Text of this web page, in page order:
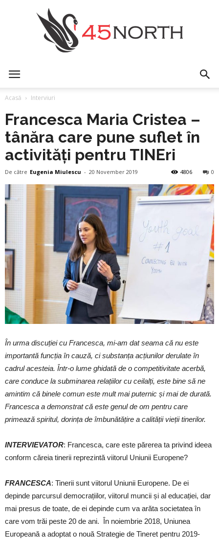
Acasă Interviuri
Francesca Maria Cristea –
tânăra care pune suflet în
activități pentru TINEri
De către Eugenia Miulescu - 20 November 2019 0
4806
În urma discuției cu Francesca, mi-am dat seama că nu este
importantă funcția în cauză, ci substanța acțiunilor derulate în
cadrul acesteia. Într-o lume ghidată de o competitivitate acerbă,
care conduce la subminarea relațiilor cu ceilalți, este bine să ne
amintim că binele comun este mult mai puternic și mai de durată.
Francesca a demonstrat că este genul de om pentru care
primează spiritul, dorința de îmbunătățire a calității vieții tinerilor.
INTERVIEVATOR: Francesca, care este părerea ta privind ideea
conform căreia tinerii reprezintă viitorul Uniunii Europene?
FRANCESCA: Tinerii sunt viitorul Uniunii Europene. De ei
depinde parcursul democrațiilor, viitorul muncii și al educației, dar
mai presus de toate, de ei depinde cum va arăta societatea în
care vom trăi peste 20 de ani. În noiembrie 2018, Uniunea
Europeană a adoptat o nouă Strategie de Tineret pentru 2019-